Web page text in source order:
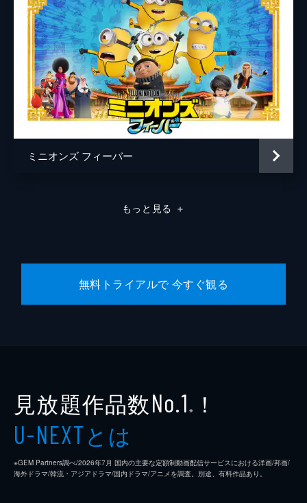
ミニオンズ フィーバー
もっと見る ＋
無料トライアルで 今すぐ観る
見放題作品数No.1 ※ ！
U-NEXTとは
※GEM Partners調べ/2026年7⽉ 国内の主要な定額制動画配信サービスにおける洋画/邦画/
海外ドラマ/韓流・アジアドラマ/国内ドラマ/アニメを調査。別途、有料作品あり。